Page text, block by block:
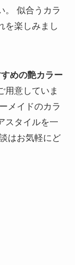
。 似合うカラ
を楽しみまし
めの艶カラー
用意していま
メイドのカラ
スタイルを一
はお気軽にど